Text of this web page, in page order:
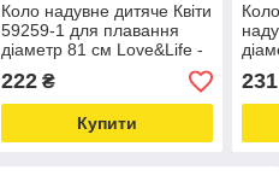
Коло надувне дитяче Квіти
59259-1 для плавання
діаметр 81 см Love&Life -
online-multimarket-
222₴
Купити
231